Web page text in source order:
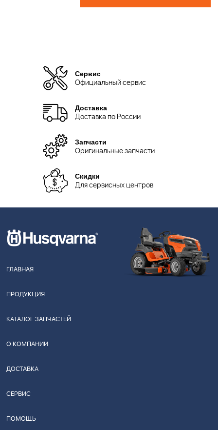
Сервис
Официальный сервис
Доставка
Доставка по России
Запчасти
Оригинальные запчасти
Скидки
Для сервисных центров
ГЛАВНАЯ
ПРОДУКЦИЯ
КАТАЛОГ ЗАПЧАСТЕЙ
О КОМПАНИИ
ДОСТАВКА
СЕРВИС
ПОМОЩЬ